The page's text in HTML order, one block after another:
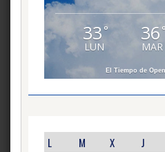
33 °
LUN
36 °
MAR
El Tiempo de
L M X J